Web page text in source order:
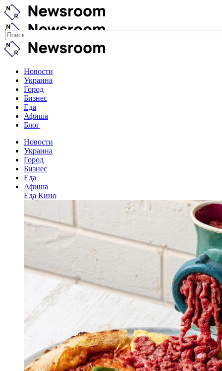
Новости
Украина
Город
Бизнес
Еда
Афиша
Блог
Новости
Украина
Город
Бизнес
Еда
Афиша
Еда Кино